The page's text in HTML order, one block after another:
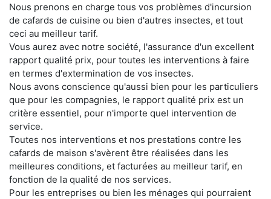
Nous prenons en charge tous vos problèmes d'incursion
de cafards de cuisine ou bien d'autres insectes, et tout
ceci au meilleur tarif.
Vous aurez avec notre société, l'assurance d'un excellent
rapport qualité prix, pour toutes les interventions à faire
en termes d'extermination de vos insectes.
Nous avons conscience qu'aussi bien pour les particuliers
que pour les compagnies, le rapport qualité prix est un
critère essentiel, pour n'importe quel intervention de
service.
Toutes nos interventions et nos prestations contre les
cafards de maison s'avèrent être réalisées dans les
meilleures conditions, et facturées au meilleur tarif, en
fonction de la qualité de nos services.
Pour les entreprises ou bien les ménages qui pourraient